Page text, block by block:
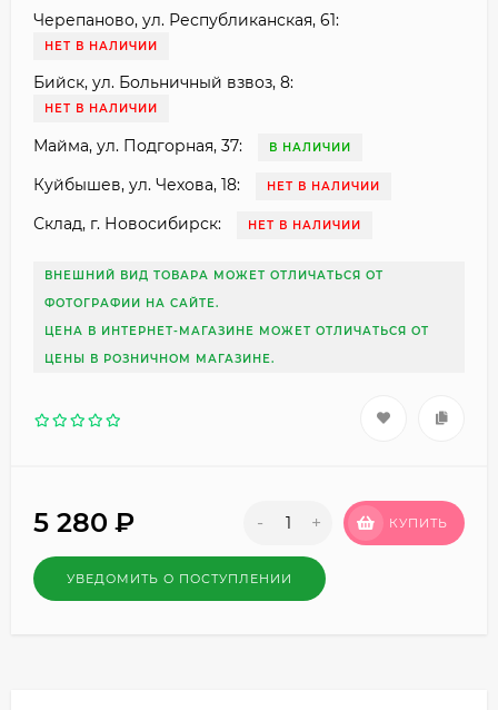
Черепаново, ул. Республиканская, 61:
НЕТ В НАЛИЧИИ
Бийск, ул. Больничный взвоз, 8:
НЕТ В НАЛИЧИИ
Майма, ул. Подгорная, 37: В НАЛИЧИИ
Куйбышев, ул. Чехова, 18: НЕТ В НАЛИЧИИ
Склад, г. Новосибирск: НЕТ В НАЛИЧИИ
ВНЕШНИЙ ВИД ТОВАРА МОЖЕТ ОТЛИЧАТЬСЯ ОТ
ФОТОГРАФИИ НА САЙТЕ.
ЦЕНА В ИНТЕРНЕТ-МАГАЗИНЕ МОЖЕТ ОТЛИЧАТЬСЯ ОТ
ЦЕНЫ В РОЗНИЧНОМ МАГАЗИНЕ.
5 280 ₽ - + КУПИТЬ
УВЕДОМИТЬ О ПОСТУПЛЕНИИ